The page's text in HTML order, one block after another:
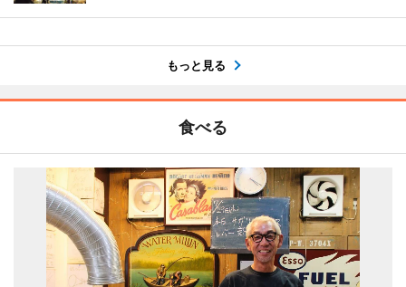
もっと見る
食べる